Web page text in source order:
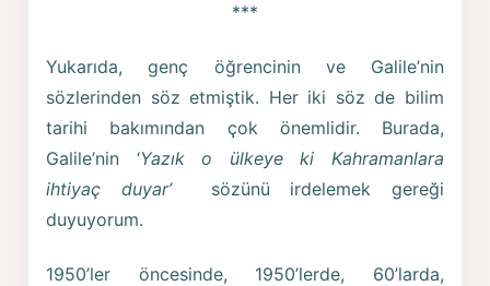
***
Yukarıda, genç öğrencinin ve Galile’nin
sözlerinden söz etmiştik. Her iki söz de bilim
tarihi bakımından çok önemlidir. Burada,
Galile’nin ‘Yazık o ülkeye ki Kahramanlara
ihtiyaç duyar’sözünü irdelemek gereği
duyuyorum.
1950’ler öncesinde, 1950’lerde, 60’larda,